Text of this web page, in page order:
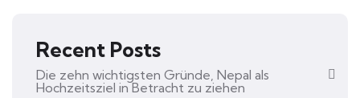
Recent Posts
Die zehn wichtigsten Gründe, Nepal als
Hochzeitsziel in Betracht zu ziehen